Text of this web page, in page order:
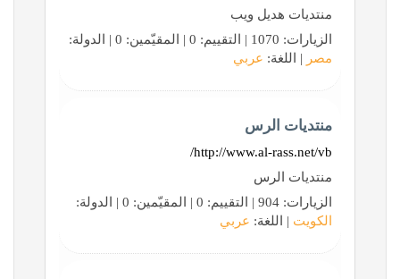
منتديات هديل ويب
الزيارات: 1070 | التقييم: 0 | المقيّمين: 0 | الدولة:
مصر | اللغة: عربي
منتديات الرس
http://www.al-rass.net/vb/
منتديات الرس
الزيارات: 904 | التقييم: 0 | المقيّمين: 0 | الدولة:
الكويت | اللغة: عربي